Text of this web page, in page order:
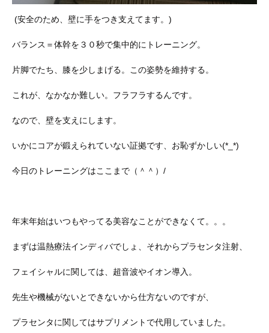
(安全のため、壁に手をつき支えてます。)
バランス＝体幹を３０秒で集中的にトレーニング。
片脚でたち、膝を少しまげる。この姿勢を維持する。
これが、なかなか難しい。フラフラするんです。
なので、壁を支えにします。
いかにコアが鍛えられていない証拠です、お恥ずかしい(*_*)
今日のトレーニングはここまで（＾＾）/
年末年始はいつもやってる美容なことができなくて。。。
まずは温熱療法インディバでしょ、それからプラセンタ注射、
フェイシャルに関しては、超音波やイオン導入。
先生や機械がないとできないから仕方ないのですが、
プラセンタに関してはサプリメントで代用していました。